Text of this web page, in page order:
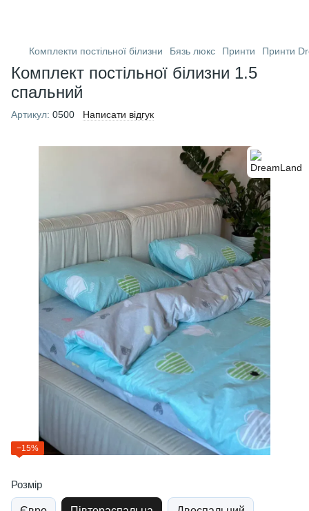
Комплекти постільної білизни Бязь люкс Принти Принти
Комплект постільної білизни 1.5
спальний
Артикул: 0500 Написати відгук
−15%
Розмір